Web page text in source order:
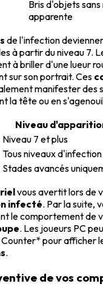
Bris d'objets sans
apparente
de l'infection
à partir du niveau 7.
à briller d'une lueur
sur son portrait. Ces
manifester des
la tête ou en
Niveau
Niveau 7 et plus
Tous niveaux d'infection
Stades avancés
vous avertit lors de
infecté. Par la suite,
le comportement de
. Les joueurs PC
pour afficher
.
de vos